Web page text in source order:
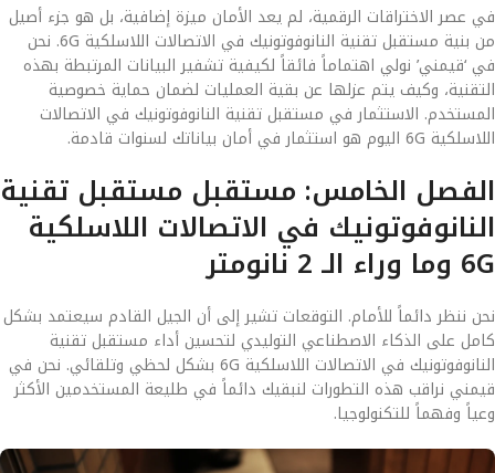
في عصر الاختراقات الرقمية، لم يعد الأمان ميزة إضافية، بل هو جزء أصيل
من بنية مستقبل تقنية النانوفوتونيك في الاتصالات اللاسلكية 6G. نحن
في ‘قيمني’ نولي اهتماماً فائقاً لكيفية تشفير البيانات المرتبطة بهذه
التقنية، وكيف يتم عزلها عن بقية العمليات لضمان حماية خصوصية
المستخدم. الاستثمار في مستقبل تقنية النانوفوتونيك في الاتصالات
اللاسلكية 6G اليوم هو استثمار في أمان بياناتك لسنوات قادمة.
الفصل الخامس: مستقبل مستقبل تقنية
النانوفوتونيك في الاتصالات اللاسلكية
6G وما وراء الـ 2 نانومتر
نحن ننظر دائماً للأمام. التوقعات تشير إلى أن الجيل القادم سيعتمد بشكل
كامل على الذكاء الاصطناعي التوليدي لتحسين أداء مستقبل تقنية
النانوفوتونيك في الاتصالات اللاسلكية 6G بشكل لحظي وتلقائي. نحن في
قيمني نراقب هذه التطورات لنبقيك دائماً في طليعة المستخدمين الأكثر
وعياً وفهماً للتكنولوجيا.